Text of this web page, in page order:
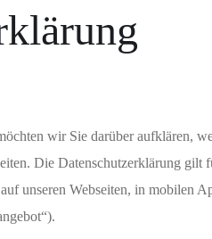
wir Sie darüber aufklären,
Die Datenschutzerklärung gilt
unseren Webseiten, in